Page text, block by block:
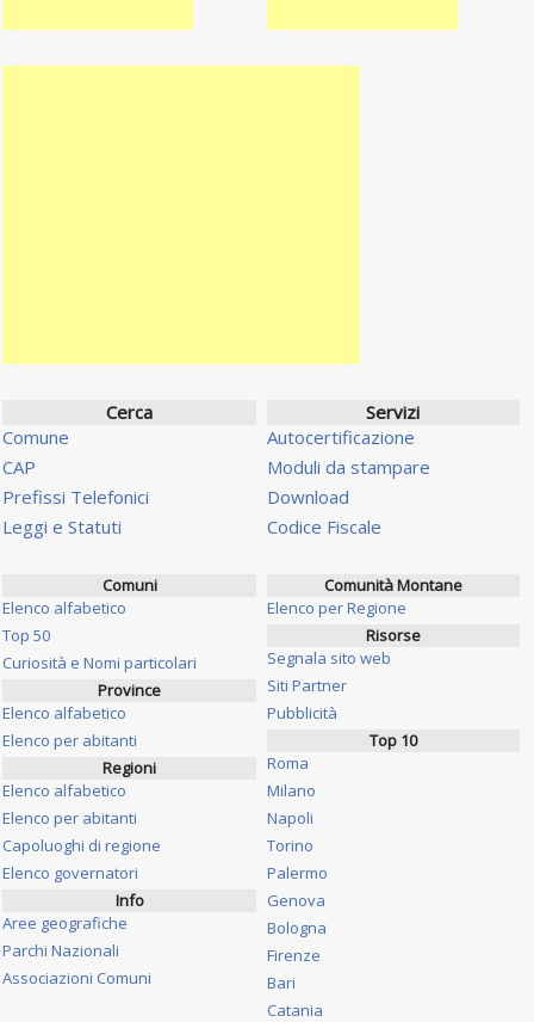
Cerca
Comune
CAP
Prefissi Telefonici
Leggi e Statuti
Servizi
Autocertificazione
Moduli da stampare
Download
Codice Fiscale
Comuni
Elenco alfabetico
Top 50
Curiosità e Nomi particolari
Province
Elenco alfabetico
Elenco per abitanti
Regioni
Elenco alfabetico
Elenco per abitanti
Capoluoghi di regione
Elenco governatori
Info
Aree geografiche
Parchi Nazionali
Associazioni Comuni
Comunità Montane
Elenco per Regione
Risorse
Segnala sito web
Siti Partner
Pubblicità
Top 10
Roma
Milano
Napoli
Torino
Palermo
Genova
Bologna
Firenze
Bari
Catania